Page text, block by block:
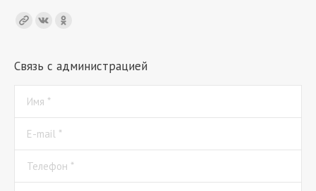
Find us on:
Связь с администрацией
Имя *
E-mail *
Телефон *